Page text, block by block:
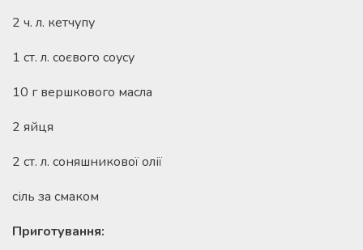
2 ч. л. кетчупу
1 ст. л. соєвого соусу
10 г вершкового масла
2 яйця
2 ст. л. соняшникової олії
сіль за смаком
Приготування: